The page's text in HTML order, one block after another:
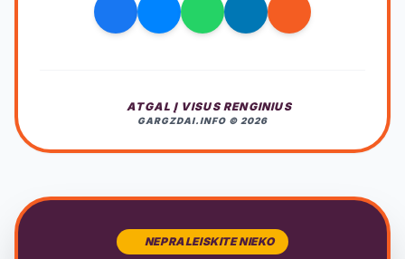
ATGAL Į VISUS RENGINIUS
GARGZDAI.INFO © 2026
NEPRALEISKITE NIEKO